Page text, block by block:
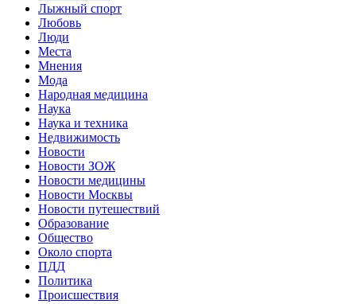
Лыжный спорт
Любовь
Люди
Места
Мнения
Мода
Народная медицина
Наука
Наука и техника
Недвижимость
Новости
Новости ЗОЖ
Новости медицины
Новости Москвы
Новости путешествий
Образование
Общество
Около спорта
ПДД
Политика
Происшествия